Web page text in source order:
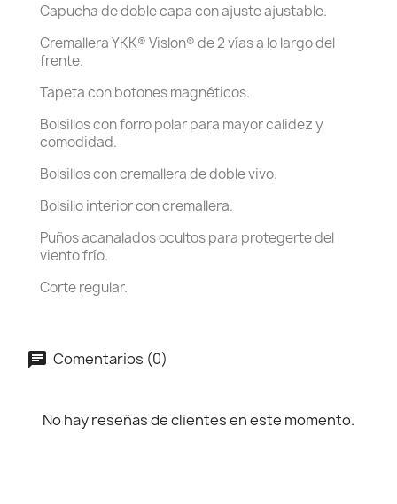
Capucha de doble capa con ajuste ajustable.
Cremallera YKK® Vislon® de 2 vías a lo largo del
frente.
Tapeta con botones magnéticos.
Bolsillos con forro polar para mayor calidez y
comodidad.
Bolsillos con cremallera de doble vivo.
Bolsillo interior con cremallera.
Puños acanalados ocultos para protegerte del
viento frío.
Corte regular.
Comentarios (0)
No hay reseñas de clientes en este momento.